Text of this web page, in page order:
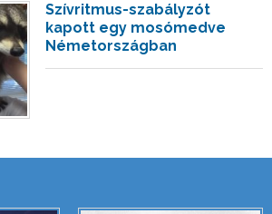
Szívritmus-szabályzót
kapott egy mosómedve
Németországban